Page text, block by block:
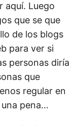
aquí. Luego
que se que
de los blogs
para ver si
personas diría
que
regular en
una pena…